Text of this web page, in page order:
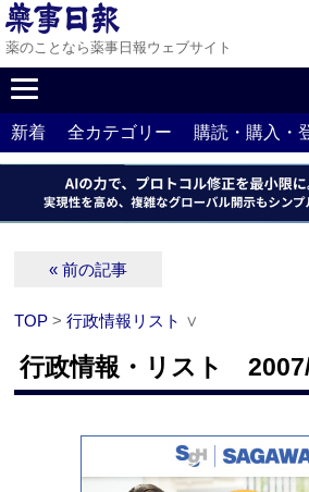
薬のことなら薬事日報ウェブサイト
新着 全カテゴリー 購読・購入・
« 前の記事
TOP >行政情報リスト ∨
行政情報・リスト